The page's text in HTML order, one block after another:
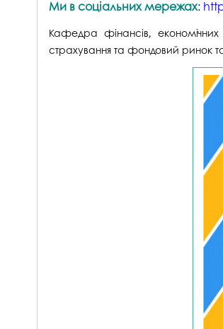
Ми в соціальних мережах:
Кафедра фінансів,
страхування та фондовий ринок